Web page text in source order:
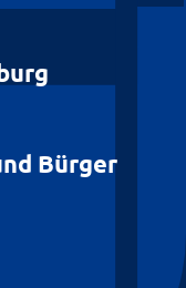
Bürger